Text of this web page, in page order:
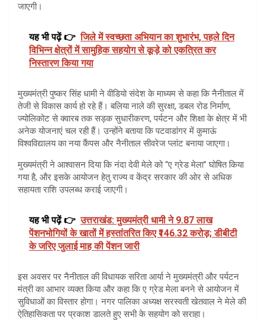
जाएगी।
यह भी पढ़ें 👉 जिले में स्वच्छता अभियान का शुभारंभ, पहले दिन
विभिन्न क्षेत्रों में सामुहिक सहयोग से कूड़े को एकत्रित कर
निस्तारण किया गया
मुख्यमंत्री पुष्कर सिंह धामी ने वीडियो संदेश के माध्यम से कहा कि नैनीताल में
तेजी से विकास कार्य हो रहे हैं। बलिया नाले की सुरक्षा, डबल रोड निर्माण,
ज्योलिकोट से क्वारब तक सड़क सुधारीकरण, पर्यटन और शिक्षा के क्षेत्र में भी
अनेक योजनाएं चल रही हैं। उन्होंने बताया कि पटवाडांगर में कुमाऊं
विश्वविद्यालय का नया कैंपस और नैनीताल सीवरेज प्लांट बनाया जाएगा।
मुख्यमंत्री ने आश्वासन दिया कि नंदा देवी मेले को “ए ग्रेड मेला” घोषित किया
गया है, और इसके आयोजन हेतु राज्य व केंद्र सरकार की ओर से अधिक
सहायता राशि उपलब्ध कराई जाएगी।
यह भी पढ़ें 👉 उत्तराखंड: मुख्यमंत्री धामी ने 9.87 लाख
पेंशनभोगियों के खातों में हस्तांतरित किए ₹146.32 करोड़; डीबीटी
के जरिए जुलाई माह की पेंशन जारी
इस अवसर पर नैनीताल की विधायक सरिता आर्या ने मुख्यमंत्री और पर्यटन
मंत्री का आभार व्यक्त किया और कहा कि ए ग्रेड मेला बनने से आयोजन में
सुविधाओं का विस्तार होगा। नगर पालिका अध्यक्ष सरस्वती खेतवाल ने मेले की
ऐतिहासिकता पर प्रकाश डालते हुए सभी के सहयोग को सराहा।